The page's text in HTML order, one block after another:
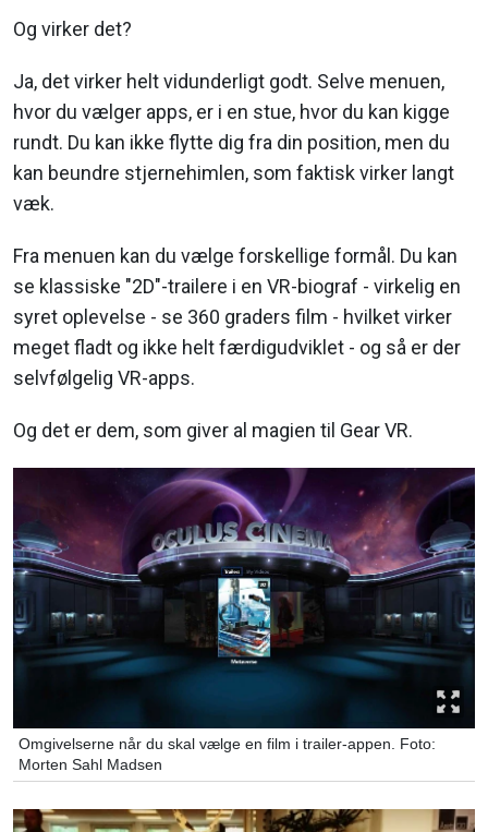
Og virker det?
Ja, det virker helt vidunderligt godt. Selve menuen,
hvor du vælger apps, er i en stue, hvor du kan kigge
rundt. Du kan ikke flytte dig fra din position, men du
kan beundre stjernehimlen, som faktisk virker langt
væk.
Fra menuen kan du vælge forskellige formål. Du kan
se klassiske "2D"-trailere i en VR-biograf - virkelig en
syret oplevelse - se 360 graders film - hvilket virker
meget fladt og ikke helt færdigudviklet - og så er der
selvfølgelig VR-apps.
Og det er dem, som giver al magien til Gear VR.
Omgivelserne når du skal vælge en film i trailer-appen. Foto:
Morten Sahl Madsen